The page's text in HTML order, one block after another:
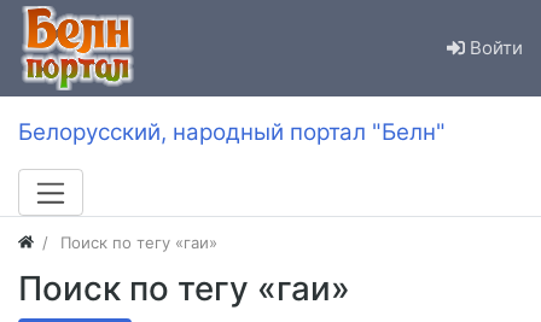
Войти
Белорусский, народный портал "Белн"
Поиск по тегу «гаи»
Поиск по тегу «гаи»